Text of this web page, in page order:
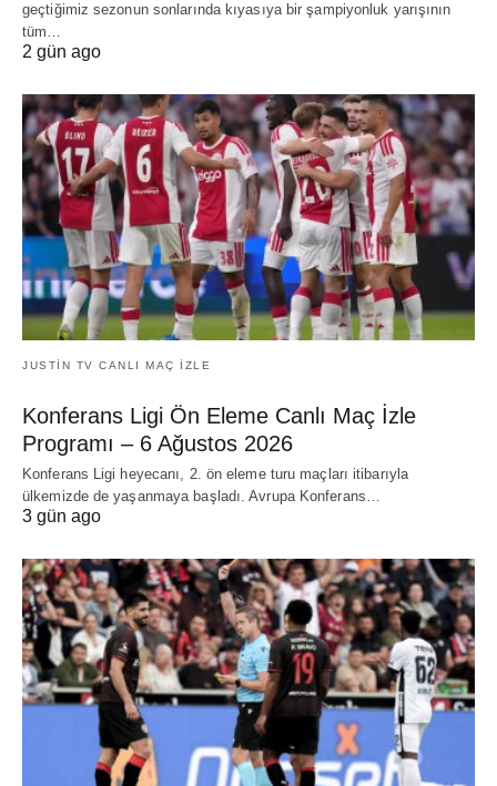
geçtiğimiz sezonun sonlarında kıyasıya bir şampiyonluk yarışının
tüm…
2 gün ago
JUSTIN TV CANLI MAÇ İZLE
Konferans Ligi Ön Eleme Canlı Maç İzle
Programı – 6 Ağustos 2026
Konferans Ligi heyecanı, 2. ön eleme turu maçları itibarıyla
ülkemizde de yaşanmaya başladı. Avrupa Konferans…
3 gün ago